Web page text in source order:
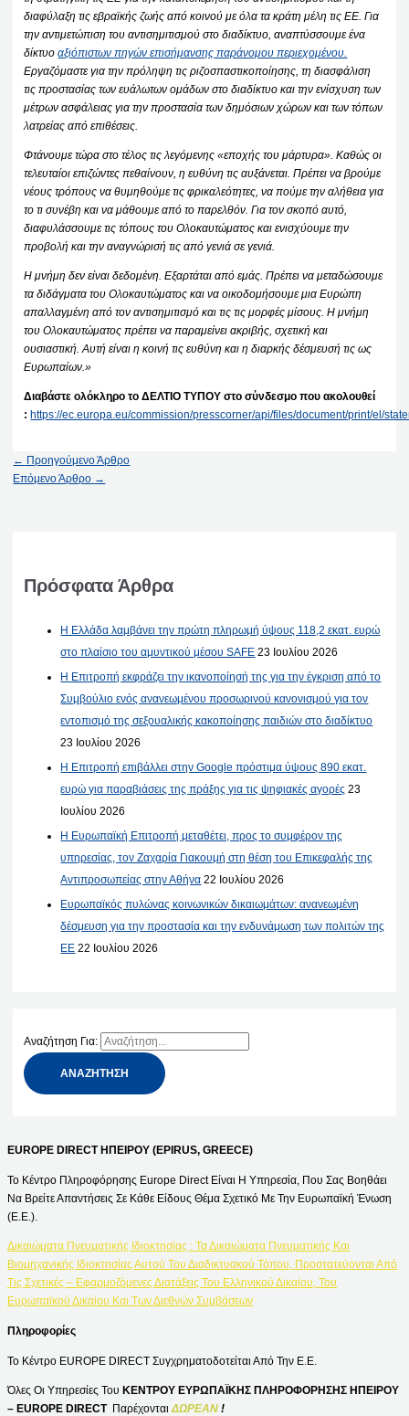
διαφύλαξη τις εβραϊκής ζωής από κοινού με όλα τα κράτη μέλη τις ΕΕ. Για
την αντιμετώπιση του αντισημιτισμού στο διαδίκτυο, αναπτύσσουμε ένα
δίκτυοαξιόπιστων πηγών επισήμανσης παράνομου περιεχομένου.
Εργαζόμαστε για την πρόληψη τις ριζοσπαστικοποίησης, τη διασφάλιση
τις προστασίας των ευάλωτων ομάδων στο διαδίκτυο και την ενίσχυση των
μέτρων ασφάλειας για την προστασία των δημόσιων χώρων και των τόπων
λατρείας από επιθέσεις.
Φτάνουμε τώρα στο τέλος τις λεγόμενης «εποχής του μάρτυρα». Καθώς οι
τελευταίοι επιζώντες πεθαίνουν, η ευθύνη τις αυξάνεται. Πρέπει να βρούμε
νέους τρόπους να θυμηθούμε τις φρικαλεότητες, να πούμε την αλήθεια για
το τι συνέβη και να μάθουμε από το παρελθόν. Για τον σκοπό αυτό,
διαφυλάσσουμε τις τόπους του Ολοκαυτώματος και ενισχύουμε την
προβολή και την αναγνώρισή τις από γενιά σε γενιά.
Η μνήμη δεν είναι δεδομένη. Εξαρτάται από εμάς. Πρέπει να μεταδώσουμε
τα διδάγματα του Ολοκαυτώματος και να οικοδομήσουμε μια Ευρώπη
απαλλαγμένη από τον αντισημιτισμό και τις τις μορφές μίσους. Η μνήμη
του Ολοκαυτώματος πρέπει να παραμείνει ακριβής, σχετική και
ουσιαστική. Αυτή είναι η κοινή τις ευθύνη και η διαρκής δέσμευσή τις ως
Ευρωπαίων.»
Διαβάστε ολόκληρο το ΔΕΛΤΙΟ ΤΥΠΟΥ στο σύνδεσμο που ακολουθεί
: https://ec.europa.eu/commission/presscorner/api/files/document/print/el/
← Προηγούμενο Άρθρο
Επόμενο Άρθρο →
Πρόσφατα Άρθρα
Η Ελλάδα λαμβάνει την πρώτη πληρωμή ύψους 118,2 εκατ. ευρώ
στο πλαίσιο του αμυντικού μέσου SAFE 23 Ιουλίου 2026
Η Επιτροπή εκφράζει την ικανοποίησή της για την έγκριση από το
Συμβούλιο ενός ανανεωμένου προσωρινού κανονισμού για τον
εντοπισμό της σεξουαλικής κακοποίησης παιδιών στο διαδίκτυο
23 Ιουλίου 2026
Η Επιτροπή επιβάλλει στην Google πρόστιμα ύψους 890 εκατ.
ευρώ για παραβιάσεις της πράξης για τις ψηφιακές αγορές 23
Ιουλίου 2026
Η Ευρωπαϊκή Επιτροπή μεταθέτει, προς το συμφέρον της
υπηρεσίας, τον Ζαχαρία Γιακουμή στη θέση του Επικεφαλής της
Αντιπροσωπείας στην Αθήνα 22 Ιουλίου 2026
Ευρωπαϊκός πυλώνας κοινωνικών δικαιωμάτων: ανανεωμένη
δέσμευση για την προστασία και την ενδυνάμωση των πολιτών της
ΕΕ 22 Ιουλίου 2026
Αναζήτηση Για:
EUROPE DIRECT ΗΠΕΙΡΟΥ (EPIRUS, GREECE)
Το Κέντρο Πληροφόρησης Europe Direct Είναι Η Υπηρεσία, Που Σας Βοηθάει
Να Βρείτε Απαντήσεις Σε Κάθε Είδους Θέμα Σχετικό Με Την Ευρωπαϊκή Ένωση
(Ε.Ε.).
Δικαιώματα Πνευματικής Ιδιοκτησίας : Τα Δικαιώματα Πνευματικής Και
Βιομηχανικής Ιδιοκτησίας Αυτού Του Διαδικτυακού Τόπου, Προστατεύονται Από
Τις Σχετικές – Εφαρμοζόμενες Διατάξεις Του Ελληνικού Δικαίου, Του
Ευρωπαϊκού Δικαίου Και Των Διεθνών Συμβάσεων
Πληροφορίες
Το Κέντρο EUROPE DIRECT Συγχρηματοδοτείται Από Την Ε.Ε.
Όλες Οι Υπηρεσίες Του ΚΕΝΤΡΟΥ ΕΥΡΩΠΑΪΚΗΣ ΠΛΗΡΟΦΟΡΗΣΗΣ ΗΠΕΙΡΟΥ
– EUROPE DIRECT Παρέχονται ΔΩΡΕΑΝ !